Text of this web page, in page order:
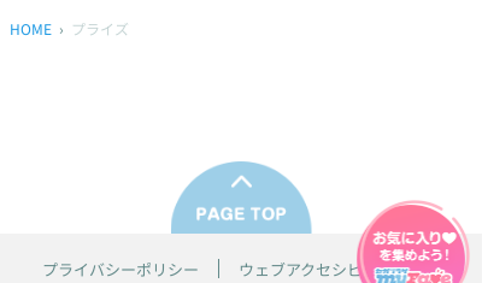
HOME プライズ
プライバシーポリシー
ウェブアクセシビリティ方針